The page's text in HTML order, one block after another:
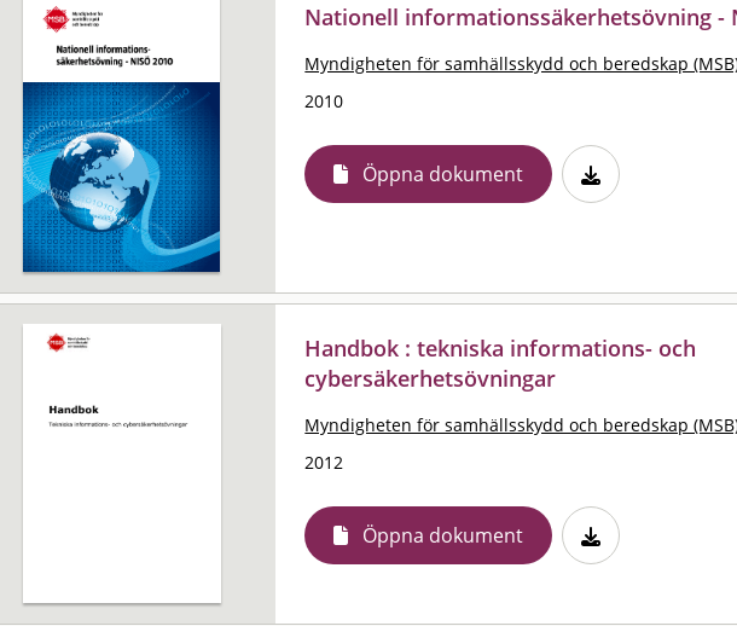
Nationell informationssäkerhetsövning -
Myndigheten för samhällsskydd och beredskap
2010
Öppna dokument
Handbok : tekniska informations- och
cybersäkerhetsövningar
Myndigheten för samhällsskydd och beredskap
2012
Öppna dokument